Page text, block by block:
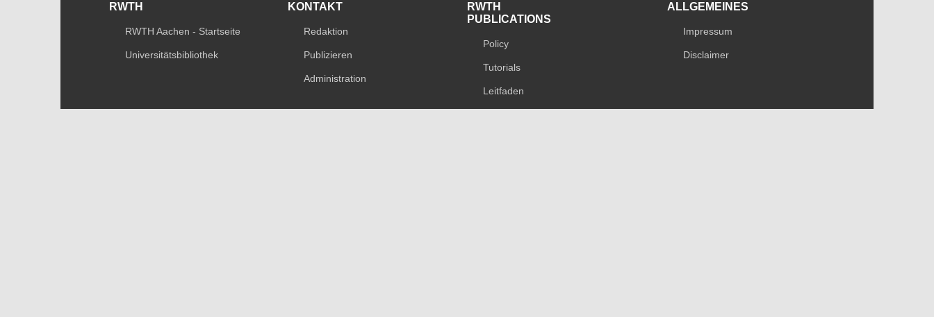
RWTH
RWTH Aachen - Startseite
Universitätsbibliothek
KONTAKT
Redaktion
Publizieren
Administration
RWTH
PUBLICATIONS
Policy
Tutorials
Leitfaden
ALLGEMEINES
Impressum
Disclaimer